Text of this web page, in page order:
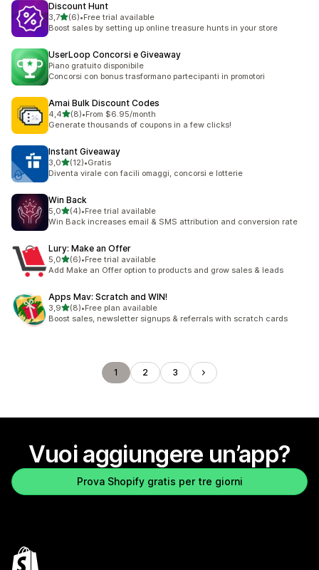
Discount Hunt
3,7stelle su 5
(6)
6 recensioni totali
•Free trial available
Boost sales by setting up online treasure hunts in your store
UserLoop Concorsi e Giveaway
Piano gratuito disponibile
Concorsi con bonus trasformano partecipanti in promotori
Amai Bulk Discount Codes
4,4stelle su 5
(8)
8 recensioni totali
•From $6.95/month
Generate thousands of coupons in a few clicks!
Instant Giveaway
3,0stelle su 5
(12)
12 recensioni totali
•Gratis
Diventa virale con facili omaggi, concorsi e lotterie
Win Back
5,0stelle su 5
(4)
4 recensioni totali
•Free trial available
Win Back increases email & SMS attribution and conversion rate
Lury: Make an Offer
5,0stelle su 5
(6)
6 recensioni totali
•Free trial available
Add Make an Offer option to products and grow sales & leads
Apps Mav: Scratch and WIN!
3,9stelle su 5
(8)
8 recensioni totali
•Free plan available
Boost sales, newsletter signups & referrals with scratch cards
1 2 3
Vuoi aggiungere un’app?
Prova Shopify gratis per tre giorni